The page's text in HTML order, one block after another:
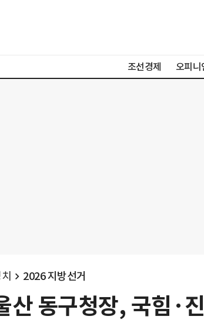
조선경제 오피니
2026 지방선거
산 동구청장, 국힘·